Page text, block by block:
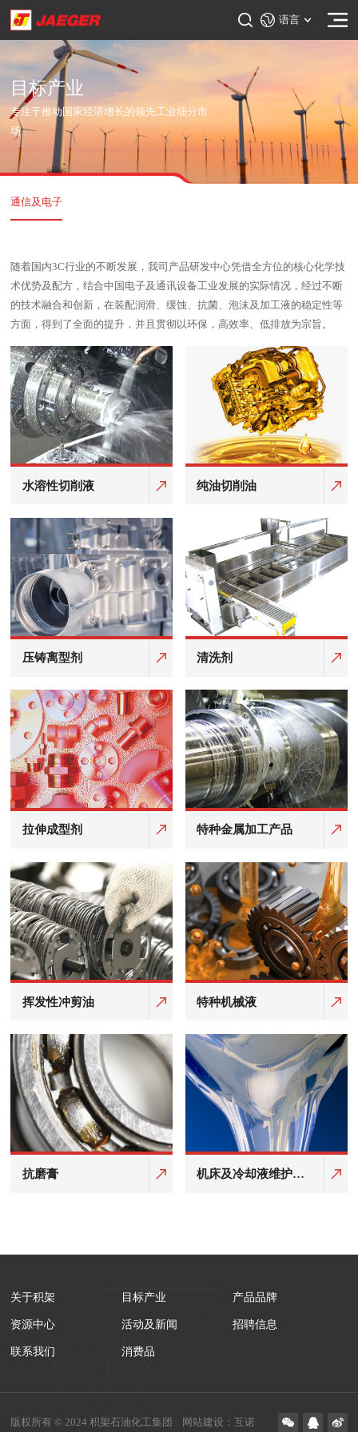
语言
目标产业
专注于推动国家经济增长的领先工业细分市
场
通信及电子
随着国内3C行业的不断发展，我司产品研发中心凭借全方位的核心化学技
术优势及配方，结合中国电子及通讯设备工业发展的实际情况，经过不断
的技术融合和创新，在装配润滑、缓蚀、抗菌、泡沫及加工液的稳定性等
方面，得到了全面的提升，并且贯彻以环保，高效率、低排放为宗旨。
水溶性切削液 纯油切削油
压铸离型剂 清洗剂
拉伸成型剂 特种金属加工产品
挥发性冲剪油 特种机械液
抗磨膏
机床及冷却液维护产
关于积架 目标产业 产品品牌
资源中心 活动及新闻 招聘信息
联系我们 消费品
版权所有 © 2024 积架石油化工集团 网站建设 ：互诺